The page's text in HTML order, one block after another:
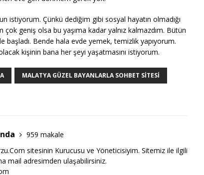
istiyorum. Çünkü dediğim gibi sosyal hayatın olmadığı
geniş olsa bu yaşıma kadar yalnız kalmazdım. Bütün
başladı. Bende hala evde yemek, temizlik yapıyorum.
kişinin bana her şeyi yaşatmasını istiyorum.
MALATYA GÜZEL BAYANLARLA SOHBET SITESI
959 makale
sitesinin Kurucusu ve Yöneticisiyim. Sitemiz ile ilgili
mail adresimden ulaşabilirsiniz.